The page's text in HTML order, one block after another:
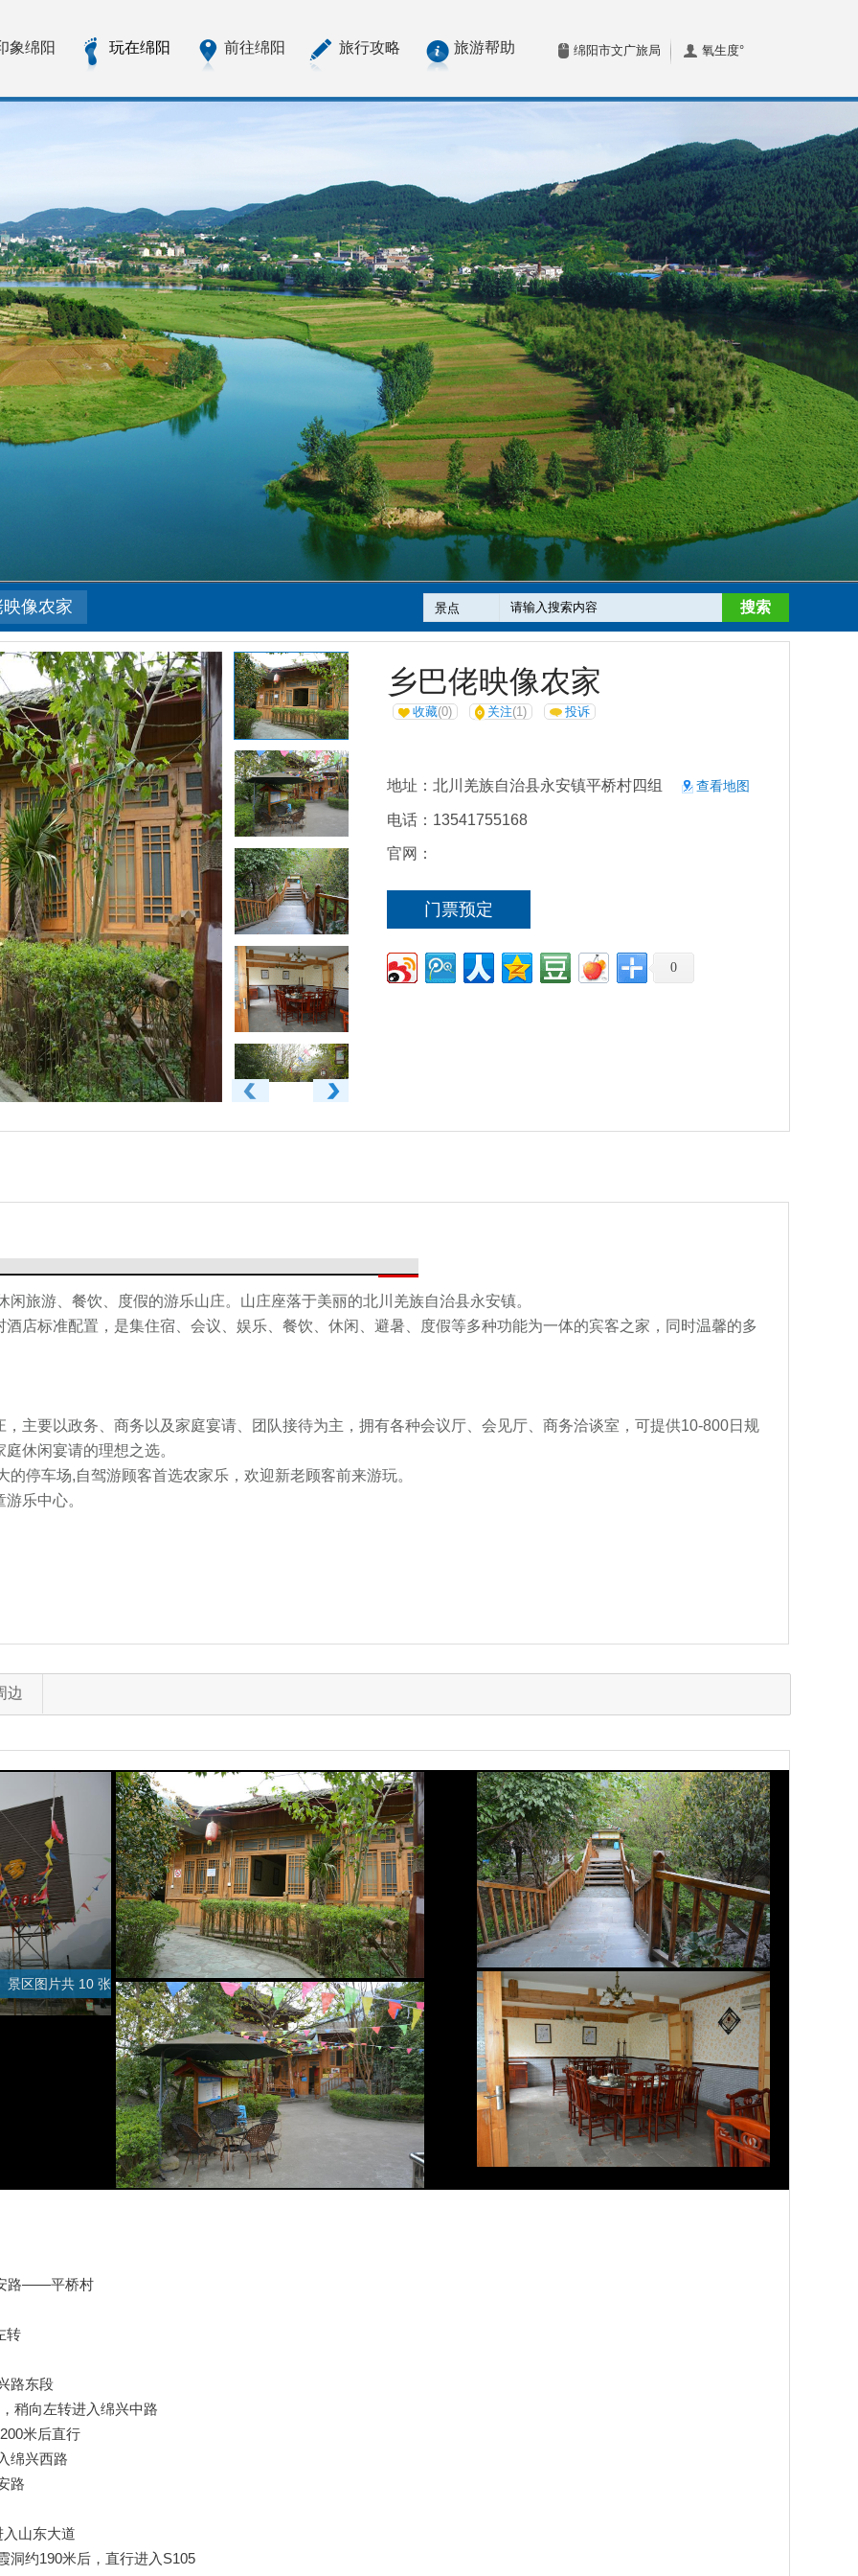
象绵阳 玩在绵阳 前往绵阳 旅行攻略 旅游帮助 绵阳市文广旅局 氧生度°
像农家 搜索
乡巴佬映像农家
收藏(0) 关注(1) 投诉
地址：北川羌族自治县永安镇平桥村四组 查看地图
电话：13541755168
官网：
门票预定
0
旅游、餐饮、度假的游乐山庄。山庄座落于美丽的北川羌族自治县永安镇。
店标准配置，是集住宿、会议、娱乐、餐饮、休闲、避暑、度假等多种功能为一体的宾客之家，同时温馨的多
主要以政务、商务以及家庭宴请、团队接待为主，拥有各种会议厅、会见厅、商务洽谈室，可提供10-800日规
休闲宴请的理想之选。
停车场,自驾游顾客首选农家乐，欢迎新老顾客前来游玩。
乐中心。
边
景区图片共 10 张
路——平桥村
转
路东段
稍向左转进入绵兴中路
米后直行
绵兴西路
路
山东大道
洞约190米后，直行进入S105